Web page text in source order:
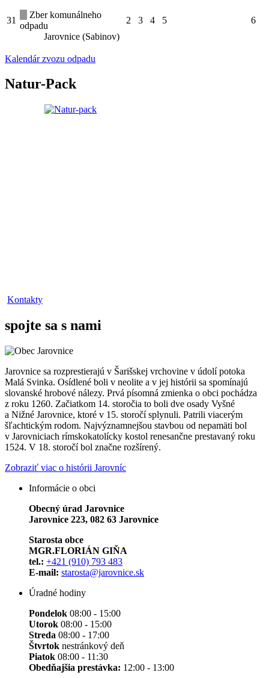
31
Zber komunálneho
odpadu
Jarovnice (Sabinov)
2 3 4 5 6
Kalendár zvozu odpadu
Natur-Pack
Kontakty
spojte sa s nami
Jarovnice sa rozprestierajú v Šarišskej vrchovine v údolí potoka
Malá Svinka. Osídlené boli v neolite a v jej histórii sa spomínajú
slovanské hrobové nálezy. Prvá písomná zmienka o obci pochádza
z roku 1260. Začiatkom 14. storočia to boli dve osady Vyšné
a Nižné Jarovnice, ktoré v 15. storočí splynuli. Patrili viacerým
šľachtickým rodom. Najvýznamnejšou stavbou od nepamäti bol
v Jarovniciach rímskokatolícky kostol renesančne prestavaný roku
1524. V 18. storočí bol značne rozšírený.
Zobraziť viac o histórii Jarovníc
Informácie o obci
Obecný úrad Jarovnice
Jarovnice 223, 082 63 Jarovnice
Starosta obce
MGR.FLORIÁN GIŇA
tel.: +421 (910) 793 483
E-mail: starosta@jarovnice.sk
Úradné hodiny
Pondelok 08:00 - 15:00
Utorok 08:00 - 15:00
Streda 08:00 - 17:00
Štvrtok nestránkový deň
Piatok 08:00 - 11:30
Obedňajšia prestávka: 12:00 - 13:00